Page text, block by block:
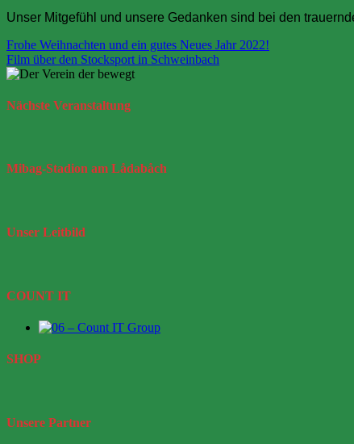
Unser Mitgefühl und unsere Gedanken sind bei den
Beitragsnavigation
Frohe Weihnachten und ein gutes Neues Jahr 2022!
Film über den Stocksport in Schweinbach
Nächste Veranstaltung
Mibag-Stadion am Lådabåch
Unser Leitbild
COUNT IT
SHOP
Unsere Partner